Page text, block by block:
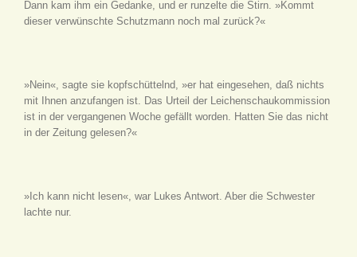
Dann kam ihm ein Gedanke, und er runzelte die Stirn. »Kommt
dieser verwünschte Schutzmann noch mal zurück?«
»Nein«, sagte sie kopfschüttelnd, »er hat eingesehen, daß nichts
mit Ihnen anzufangen ist. Das Urteil der Leichenschaukommission
ist in der vergangenen Woche gefällt worden. Hatten Sie das nicht
in der Zeitung gelesen?«
»Ich kann nicht lesen«, war Lukes Antwort. Aber die Schwester
lachte nur.